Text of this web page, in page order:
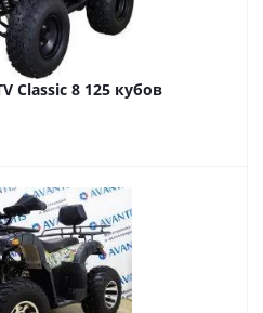
Classic 8 125 кубов